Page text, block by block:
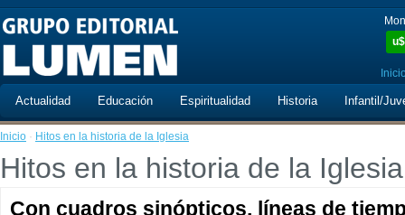
u$
Actualidad Educación Espiritualidad Historia Infantil/
Inicio · Hitos en la historia de la Iglesia
Hitos en la historia de la Iglesia
Con cuadros sinópticos, líneas de